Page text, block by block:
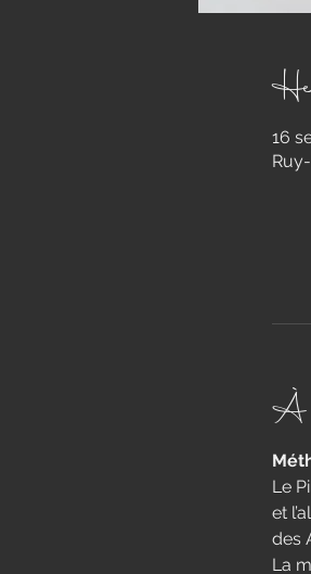
16
À
​Le
et
des
La